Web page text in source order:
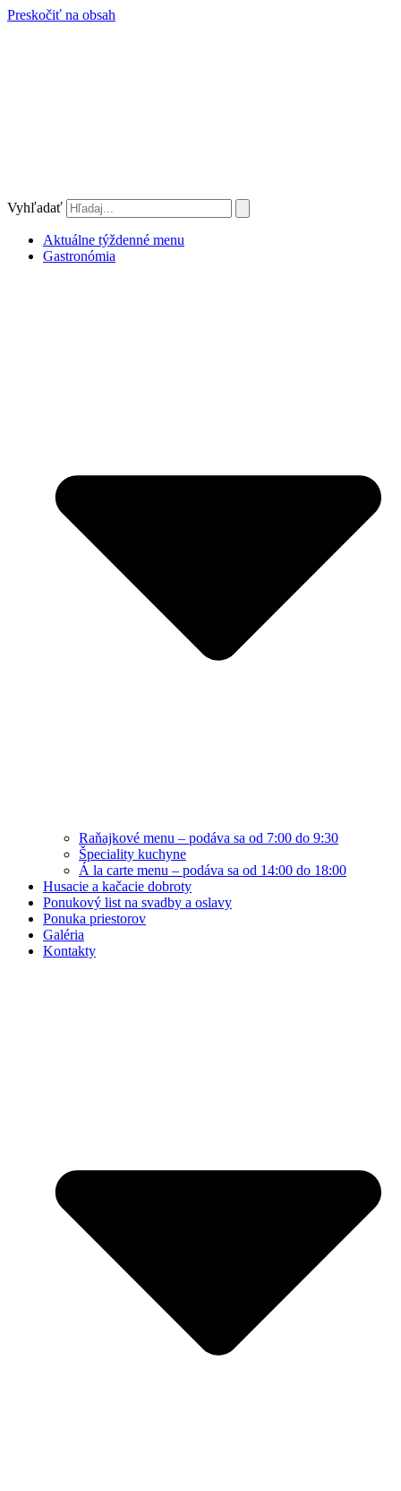
Preskočiť na obsah
Vyhľadať
Aktuálne týždenné menu
Gastronómia
Raňajkové menu – podáva sa od 7:00 do 9:30
Špeciality kuchyne
Á la carte menu – podáva sa od 14:00 do 18:00
Husacie a kačacie dobroty
Ponukový list na svadby a oslavy
Ponuka priestorov
Galéria
Kontakty